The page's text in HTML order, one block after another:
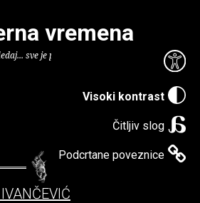
Visoki kontrast
Čitljiv slog
Podcrtane poveznice
vremena
sve je puno knjiga.